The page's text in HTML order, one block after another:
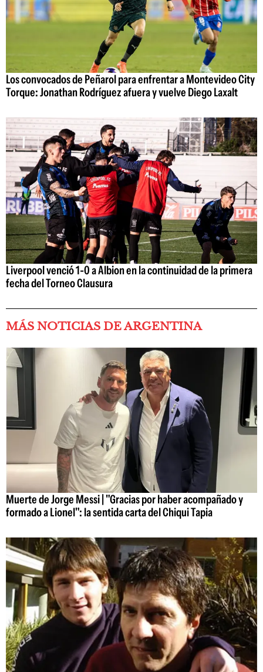
Los convocados de Peñarol para enfrentar a Montevideo City
Torque: Jonathan Rodríguez afuera y vuelve Diego Laxalt
Liverpool venció 1-0 a Albion en la continuidad de la primera
fecha del Torneo Clausura
MÁS NOTICIAS DE ARGENTINA
Muerte de Jorge Messi | "Gracias por haber acompañado y
formado a Lionel": la sentida carta del Chiqui Tapia